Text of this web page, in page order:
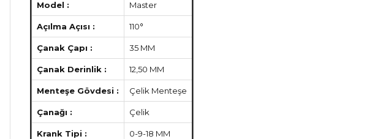
Model : Master
Açılma Açısı : 110°
Çanak Çapı : 35 MM
Çanak Derinlik : 12,50 MM
Menteşe Gövdesi : Çelik Menteşe
Çanağı : Çelik
Krank Tipi : 0-9-18 MM